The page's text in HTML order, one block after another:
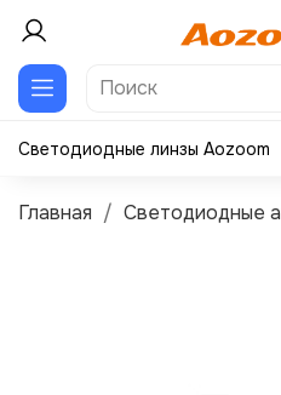
Светодиодные линзы Aozoom
Главная Светодиодные